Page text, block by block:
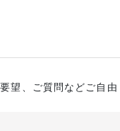
望、ご質問などご自由